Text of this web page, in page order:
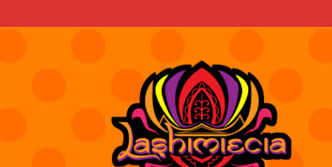
navegação
conteúdo